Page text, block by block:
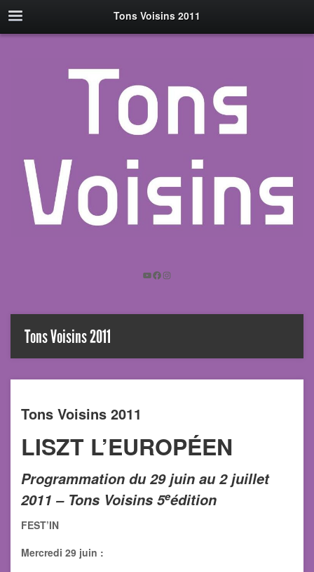
Tons Voisins 2011
YouTube
Facebook
Instagram
Tons Voisins 2011
Tons Voisins 2011
LISZT L’EUROPÉEN
Programmation du 29 juin au 2 juillet
2011 – Tons Voisins 5eédition
FEST’IN
Mercredi 29 juin :